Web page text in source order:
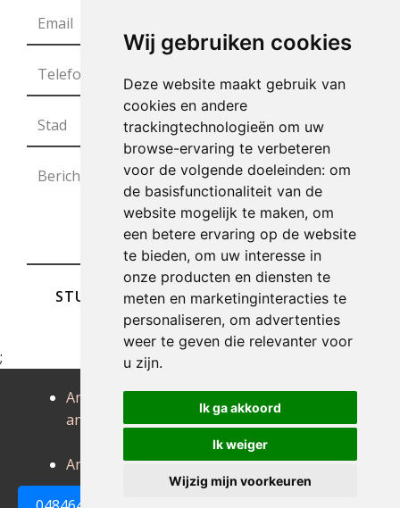
Wij gebruiken cookies
Deze website maakt gebruik van
cookies en andere
trackingtechnologieën om uw
browse-ervaring te verbeteren
voor de volgende doeleinden: om
de basisfunctionaliteit van de
website mogelijk te maken, om
een betere ervaring op de website
te bieden, om uw interesse in
onze producten en diensten te
meten en marketinginteracties te
personaliseren, om advertenties
weer te geven die relevanter voor
u zijn.
Ik ga akkoord
Ik weiger
Wijzig mijn voorkeuren
0484648161
STUREN
;
Antiek
antwerpen
Antiek
arendonk
Antiek
baarle-
hertog
Antiek balen Antiek beerse